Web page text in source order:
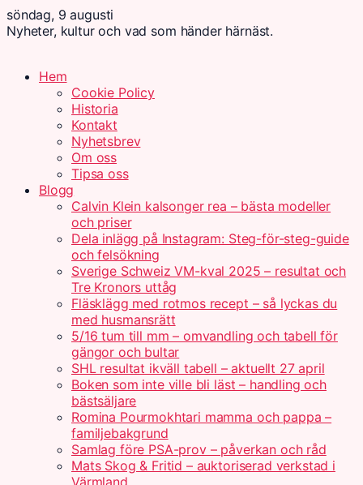
söndag, 9 augusti
Nyheter, kultur och vad som händer härnäst.
Hem
Cookie Policy
Historia
Kontakt
Nyhetsbrev
Om oss
Tipsa oss
Blogg
Calvin Klein kalsonger rea – bästa modeller
och priser
Dela inlägg på Instagram: Steg-för-steg-guide
och felsökning
Sverige Schweiz VM-kval 2025 – resultat och
Tre Kronors uttåg
Fläsklägg med rotmos recept – så lyckas du
med husmansrätt
5/16 tum till mm – omvandling och tabell för
gängor och bultar
SHL resultat ikväll tabell – aktuellt 27 april
Boken som inte ville bli läst – handling och
bästsäljare
Romina Pourmokhtari mamma och pappa –
familjebakgrund
Samlag före PSA-prov – påverkan och råd
Mats Skog & Fritid – auktoriserad verkstad i
Värmland